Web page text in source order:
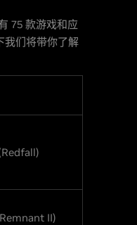
75 款游戏和应
我们将带你了解
II)